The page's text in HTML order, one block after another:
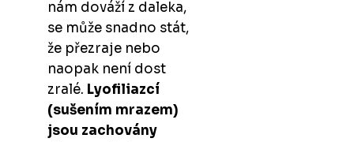
nám dováží z daleka,
se může snadno stát,
že přezraje nebo
naopak není dost
zralé. Lyofiliazcí
(sušením mrazem)
jsou zachovány